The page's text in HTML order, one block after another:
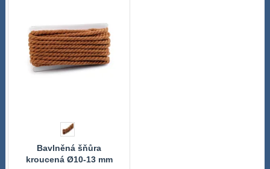
Bavlněná šňůra
kroucená Ø10-13 mm